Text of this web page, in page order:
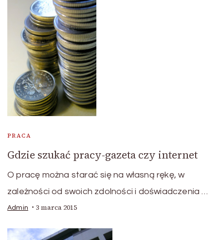
PRACA
Gdzie szukać pracy-gazeta czy internet
O pracę można starać się na własną rękę, w
zależności od swoich zdolności i doświadczenia …
Admin 3 marca 2015